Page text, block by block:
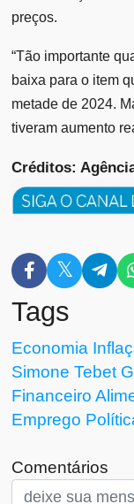
preços.
“Tão importante
baixa para o item
metade de 2024.
tiveram aumento
Créditos:
Tags
Economia
Simone Tebet
Financeiro
Emprego
Comentários